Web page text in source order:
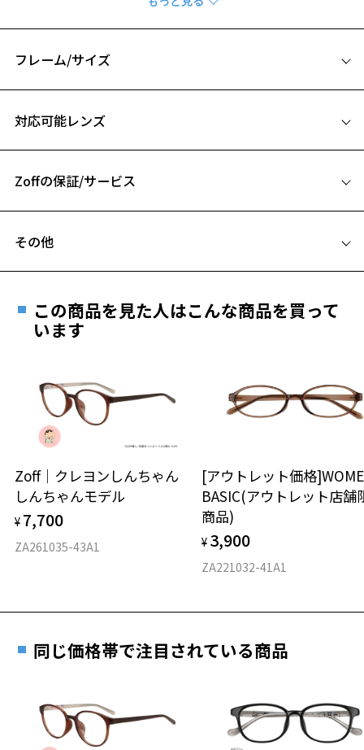
お気に入りに追加済です。
レザー風な質感が、ハイブランドのような上品さを演出する1本です。
※柄や色味の出方に個体差があり、画像と異なる場合がございます。
フレーム/サイズ
B ブリッジ(鼻部分)の横幅：19mm
お持ちのZoffメガネサイズを確認するには？
仕上がり寸法
D 仕上がりの横幅：約147mm
22.5g
※着脱式サングラス：デモレンズ、アタッチメント込みの重さ
タイプ
対応可能レンズ
フレームとレンズの合計料金を知りたい方へ
Zoffの保証/サービス
安心1 フレーム１年間品質保証
きます。
※保証期間内に交換が行われた場合、保証期間は初期の期間から
延長されません。
安心2 視力測定無料
視力の変化を早めに発見するために、定期的な視
力測定をおすすめいたします。
安心3 かかり具合調整無料
す。
その他
ご希望のお客さまは、「レンズ交換券」をお選びのうえ、
最寄りのZoff実店舗にてレンズをお買い求めください。
※サングラスやパッケージ品では「レンズ交換券」はお選び
談ください。
＜メガネの度数情報がわからない方へ＞
オンラインストアでフレームのみ購入して、
実店舗で度付きにできます
ご購入時に「レンズ交換券」をお選びいただくと、実店舗で
度数を測定のうえ、度付きレンズ（標準セットレンズ）へ無
実店舗で度数を測定いただけます
お近くのZoff実店舗にて度数を測定いただけます（無料）。
その際は記入用紙をダウンロードしてお使いください。
この商品を見た人はこんな商品を買って
います
Zoff｜クレヨンしんちゃん
しんちゃんモデル
¥ 7,700
ZA261035-43A1
[アウトレット価格
BASIC(アウトレット店舗
商品)
¥ 3,900
ZA221032-41A1
同じ価格帯で注目されている商品